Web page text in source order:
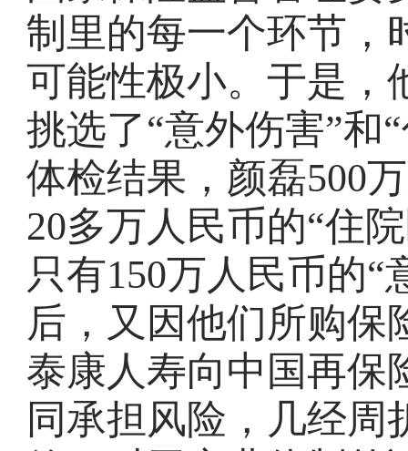
制里的每一个环节，
可能性极小。于是，
挑选了“意外伤害”和
体检结果，颜磊500
20多万人民币的“住
只有150万人民币的
后，又因他们所购保
泰康人寿向中国再保
同承担风险，几经周